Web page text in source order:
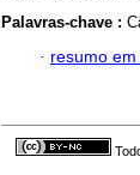
Palavras-chave :
· resumo